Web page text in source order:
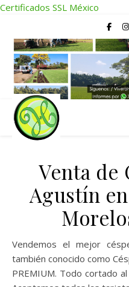
Certificados SSL México
Venta de
Agustín
Vendemos el mejor césped San Agustín de México o
también conocido como
PREMIUM. Todo cortado